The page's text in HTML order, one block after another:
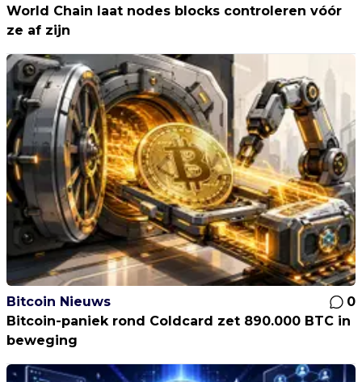
World Chain laat nodes blocks controleren vóór
ze af zijn
Bitcoin Nieuws
0
Bitcoin-paniek rond Coldcard zet 890.000 BTC in
beweging